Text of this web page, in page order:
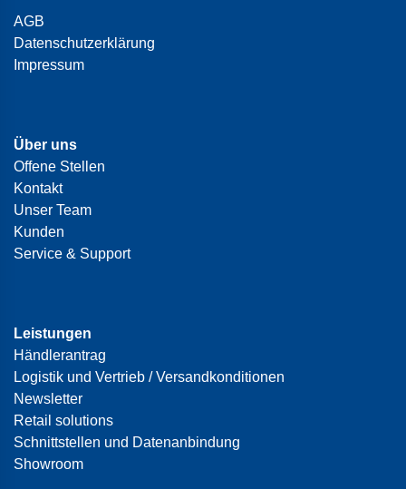
AGB
Datenschutzerklärung
Impressum
Über uns
Offene Stellen
Kontakt
Unser Team
Kunden
Service & Support
Leistungen
Händlerantrag
Logistik und Vertrieb / Versandkonditionen
Newsletter
Retail solutions
Schnittstellen und Datenanbindung
Showroom